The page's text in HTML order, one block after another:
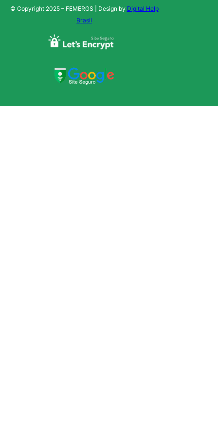
© Copyright 2025 – FEMERGS | Design by Digital Help
Brasil